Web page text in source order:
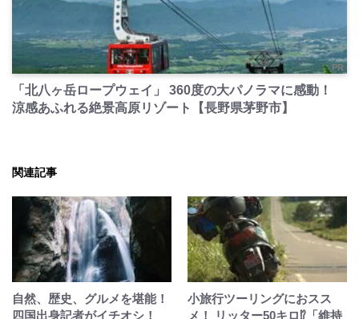
PR
「北八ヶ岳ロープウェイ」 360度の大パノラマに感動！
涼感あふれる絶景高原リゾート【長野県茅野市】
関連記事
自然、歴史、グルメを堪能！
四国出身記者がイチオシ！
小旅行ツーリングにおスス
メ！ リッター50キロ⁉「維持